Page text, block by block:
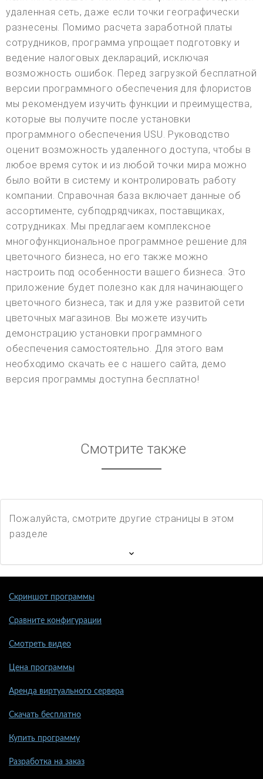
удаленная сеть, даже если точки географически
разнесены. Помимо расчета заработной платы
сотрудников, программа упрощает подготовку и
ведение налоговых деклараций, исключая
возможность ошибок. Перед загрузкой бесплатной
версии программного обеспечения для флористов
мы рекомендуем изучить функции и преимущества,
которые вы получите после установки
программного обеспечения USU. Руководство
оценит возможность удаленного доступа, чтобы в
любое время суток и из любой точки мира можно
было войти в систему и контролировать работу
компании. Справочная база включает данные об
ассортименте, субподрядчиках, поставщиках,
сотрудниках. Мы предлагаем комплексное
многофункциональное программное решение для
цветочного бизнеса, но его также можно
настроить под особенности вашего бизнеса. Это
приложение будет полезно как для начинающего
цветочного бизнеса, так и для уже развитой сети
цветочных магазинов. Вы можете изучить
демонстрацию установки программного
обеспечения самостоятельно. Для этого вам
необходимо скачать ее с нашего сайта, демо
версия программы доступна бесплатно!
Смотрите также
Пожалуйста, смотрите другие страницы в этом
разделе
Скриншот программы
Сравните конфигурации
Смотреть видео
Цена программы
Аренда виртуального сервера
Скачать бесплатно
Купить программу
Разработка на заказ